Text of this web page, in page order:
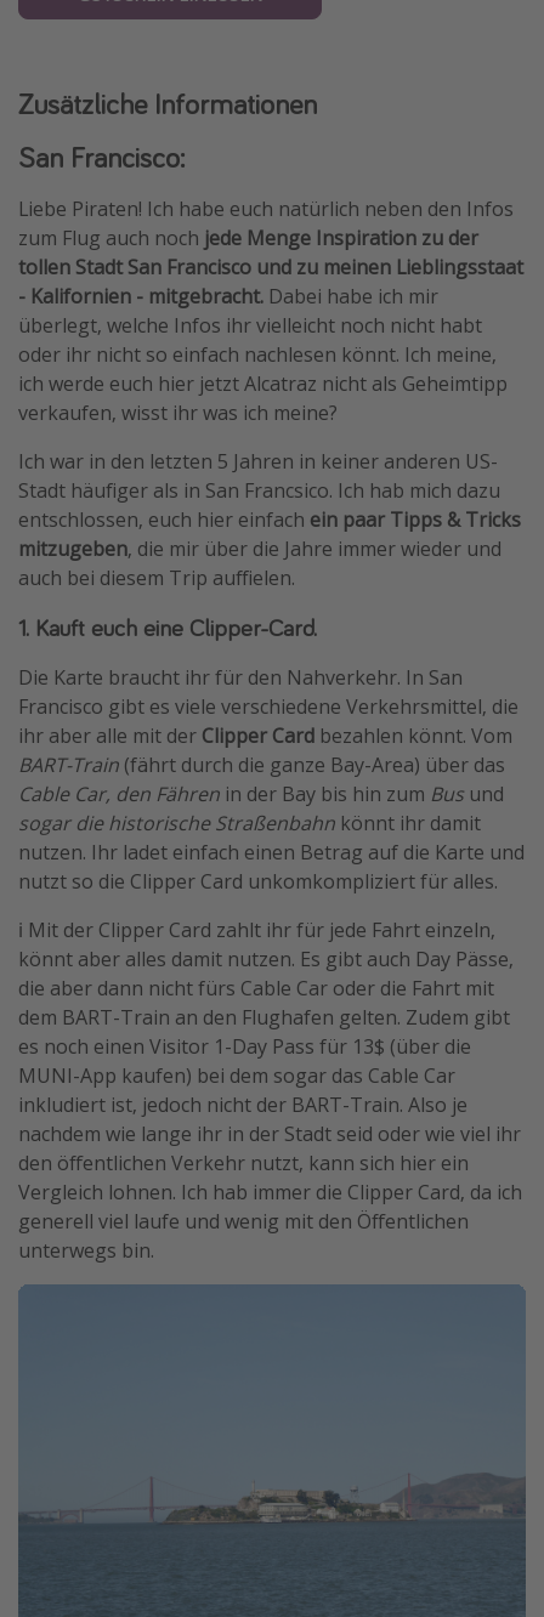
Zusätzliche Informationen
San Francisco:
Liebe Piraten! Ich habe euch natürlich neben den Infos
zum Flug auch noch jede Menge Inspiration zu der
tollen Stadt San Francisco und zu meinen Lieblingsstaat
- Kalifornien - mitgebracht. Dabei habe ich mir
überlegt, welche Infos ihr vielleicht noch nicht habt
oder ihr nicht so einfach nachlesen könnt. Ich meine,
ich werde euch hier jetzt Alcatraz nicht als Geheimtipp
verkaufen, wisst ihr was ich meine?
Ich war in den letzten 5 Jahren in keiner anderen US-
Stadt häufiger als in San Francsico. Ich hab mich dazu
entschlossen, euch hier einfach ein paar Tipps & Tricks
mitzugeben, die mir über die Jahre immer wieder und
auch bei diesem Trip auffielen.
1. Kauft euch eine Clipper-Card.
Die Karte braucht ihr für den Nahverkehr. In San
Francisco gibt es viele verschiedene Verkehrsmittel, die
ihr aber alle mit der Clipper Card bezahlen könnt. Vom
BART-Train (fährt durch die ganze Bay-Area) über das
Cable Car, den Fähren in der Bay bis hin zum Bus und
sogar die historische Straßenbahn könnt ihr damit
nutzen. Ihr ladet einfach einen Betrag auf die Karte und
nutzt so die Clipper Card unkomkompliziert für alles.
ℹ️ Mit der Clipper Card zahlt ihr für jede Fahrt einzeln,
könnt aber alles damit nutzen. Es gibt auch Day Pässe,
die aber dann nicht fürs Cable Car oder die Fahrt mit
dem BART-Train an den Flughafen gelten. Zudem gibt
es noch einen Visitor 1-Day Pass für 13$ (über die
MUNI-App kaufen) bei dem sogar das Cable Car
inkludiert ist, jedoch nicht der BART-Train. Also je
nachdem wie lange ihr in der Stadt seid oder wie viel ihr
den öffentlichen Verkehr nutzt, kann sich hier ein
Vergleich lohnen. Ich hab immer die Clipper Card, da ich
generell viel laufe und wenig mit den Öffentlichen
unterwegs bin.